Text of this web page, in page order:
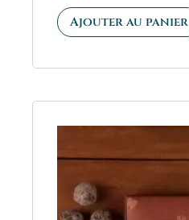
5.00
sur 5
Ajouter au panier